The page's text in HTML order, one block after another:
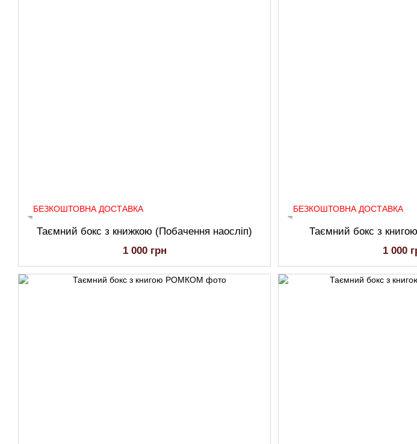
БЕЗКОШТОВНА ДОСТАВКА
Таємний бокс з книжкою (Побачення наосліп)
1 000 грн
БЕЗКОШТОВНА ДОСТАВКА
Таємний бокс з
1 000